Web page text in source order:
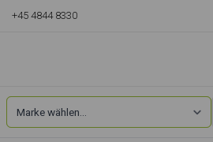
+45 4844 8330